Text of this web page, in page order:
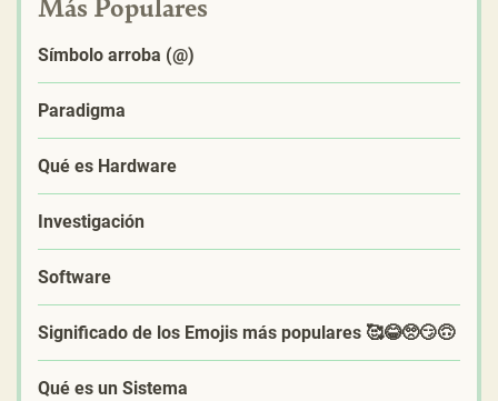
Símbolo arroba (@)
Paradigma
Qué es Hardware
Investigación
Software
Significado de los Emojis más populares 🥰😂🥺😏🙃
Qué es un Sistema